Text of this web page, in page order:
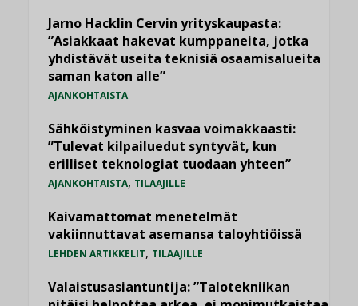
Jarno Hacklin Cervin yrityskaupasta:
”Asiakkaat hakevat kumppaneita, jotka
yhdistävät useita teknisiä osaamisalueita
saman katon alle”
AJANKOHTAISTA
Sähköistyminen kasvaa voimakkaasti:
”Tulevat kilpailuedut syntyvät, kun
erilliset teknologiat tuodaan yhteen”
AJANKOHTAISTA, TILAAJILLE
Kaivamattomat menetelmät
vakiinnuttavat asemansa taloyhtiöissä
LEHDEN ARTIKKELIT, TILAAJILLE
Valaistusasiantuntija: ”Talotekniikan